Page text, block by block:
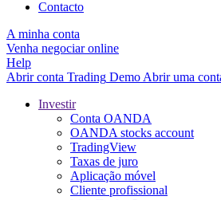
Contacto
A minha conta
Venha negociar online
Help
Abrir conta Trading Demo Abrir uma
Investir
Conta OANDA
OANDA stocks account
TradingView
Taxas de juro
Aplicação móvel
Cliente profissional